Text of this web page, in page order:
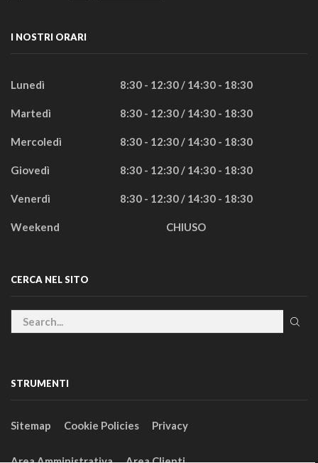
I NOSTRI ORARI
Lunedì 8:30 - 12:30 / 14:30 - 18:30
Martedì 8:30 - 12:30 / 14:30 - 18:30
Mercoledì 8:30 - 12:30 / 14:30 - 18:30
Giovedì 8:30 - 12:30 / 14:30 - 18:30
Venerdì 8:30 - 12:30 / 14:30 - 18:30
Weekend CHIUSO
CERCA NEL SITO
STRUMENTI
Sitemap Cookie Policies Privacy